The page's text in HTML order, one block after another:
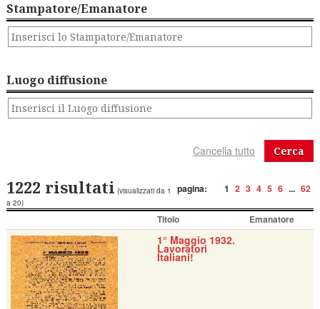
Stampatore/Emanatore
Luogo diffusione
Cerca
pagina: 1 2 3 4 5 6 ... 62
1222 risultati (visualizzati da 1
a 20)
Titolo Emanatore
1° Maggio 1932.
Lavoratori
Italiani!